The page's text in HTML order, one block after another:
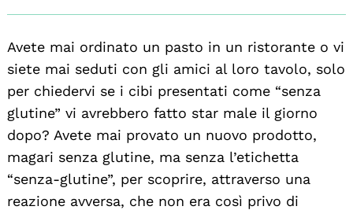
Avete mai ordinato un pasto in un ristorante o vi
siete mai seduti con gli amici al loro tavolo, solo
per chiedervi se i cibi presentati come “senza
glutine” vi avrebbero fatto star male il giorno
dopo? Avete mai provato un nuovo prodotto,
magari senza glutine, ma senza l’etichetta
“senza-glutine”, per scoprire, attraverso una
reazione avversa, che non era così privo di